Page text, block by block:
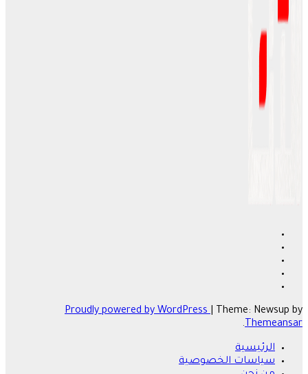
Proudly powered by WordPress
Theme: Newsup by
Themeansar
.
الرئيسية
سياسات الخصوصية